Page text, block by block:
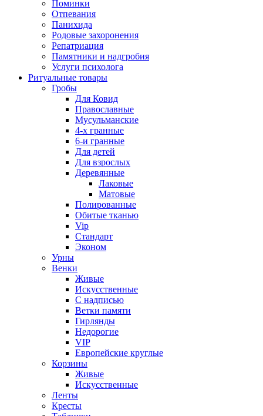
Поминки
Отпевания
Панихида
Родовые захоронения
Репатриация
Памятники и надгробия
Услуги психолога
Ритуальные товары
Гробы
Для Ковид
Православные
Мусульманские
4-х гранные
6-и гранные
Для детей
Для взрослых
Деревянные
Лаковые
Матовые
Полированные
Обитые тканью
Vip
Стандарт
Эконом
Урны
Венки
Живые
Искусственные
С надписью
Ветки памяти
Гирлянды
Недорогие
VIP
Европейские круглые
Корзины
Живые
Искусственные
Ленты
Кресты